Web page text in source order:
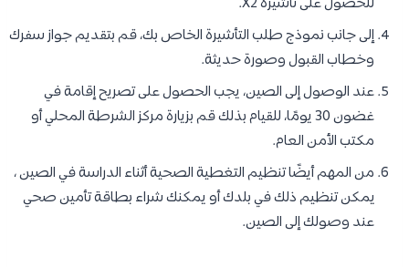
للحصول على تأشيرة X2.
إلى جانب نموذج طلب التأشيرة الخاص بك، قم بتقديم جواز سفرك
وخطاب القبول وصورة حديثة.
عند الوصول إلى الصين، يجب الحصول على تصريح إقامة في
غضون 30 يومًا، للقيام بذلك قم بزيارة مركز الشرطة المحلي أو
مكتب الأمن العام.
من المهم أيضًا تنظيم التغطية الصحية أثناء الدراسة في الصين ،
يمكن تنظيم ذلك في بلدك أو يمكنك شراء بطاقة تأمين صحي
عند وصولك إلى الصين.